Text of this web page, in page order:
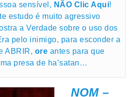
sensível, NÃO Clic Aqui!
estudo é muito agressivo
a Verdade sobre o uso dos
pelo inimigo, para esconder a
ABRIR, ore antes para que
presa de ha’satan…
NOM –